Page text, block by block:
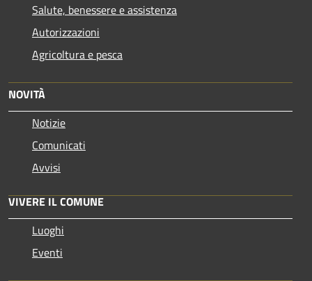
Salute, benessere e assistenza
Autorizzazioni
Agricoltura e pesca
NOVITÀ
Notizie
Comunicati
Avvisi
VIVERE IL COMUNE
Luoghi
Eventi